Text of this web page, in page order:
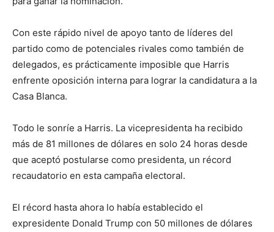
Con este rápido nivel de apoyo tanto de líderes del
partido como de potenciales rivales como también de
delegados, es prácticamente imposible que Harris
enfrente oposición interna para lograr la candidatura a la
Casa Blanca.
Todo le sonríe a Harris. La vicepresidenta ha recibido
más de 81 millones de dólares en solo 24 horas desde
que aceptó postularse como presidenta, un récord
recaudatorio en esta campaña electoral.
El récord hasta ahora lo había establecido el
expresidente Donald Trump con 50 millones de dólares